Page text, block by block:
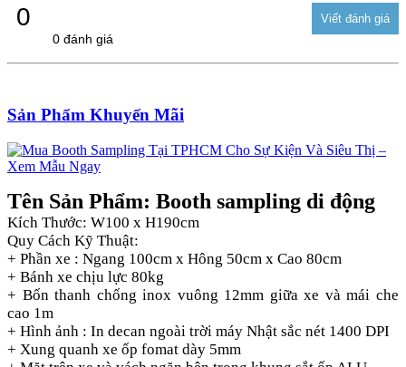
0
0 đánh giá
Sản Phẩm Khuyến Mãi
Tên Sản Phẩm: Booth sampling di động
Kích Thước: W100 x H190cm
Quy Cách Kỹ Thuật:
+ Phần xe : Ngang 100cm x Hông 50cm x Cao 80cm
+ Bánh xe chịu lực 80kg
+ Bốn thanh chống inox vuông 12mm giữa xe và mái che
cao 1m
+ Hình ảnh : In decan ngoài trời máy Nhật sắc nét 1400 DPI
+ Xung quanh xe ốp fomat dày 5mm